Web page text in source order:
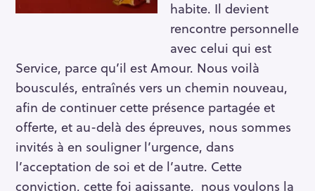
habite. Il devient
rencontre personnelle
avec celui qui est
Service, parce qu’il est Amour. Nous voilà
bousculés, entraînés vers un chemin nouveau,
afin de continuer cette présence partagée et
offerte, et au-delà des épreuves, nous sommes
invités à en souligner l’urgence, dans
l’acceptation de soi et de l’autre. Cette
conviction, cette foi agissante, nous voulons la